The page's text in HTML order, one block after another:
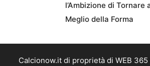
l’Ambizione di Tornare
Meglio della Forma
Calcionow.it di proprietà di WEB 365